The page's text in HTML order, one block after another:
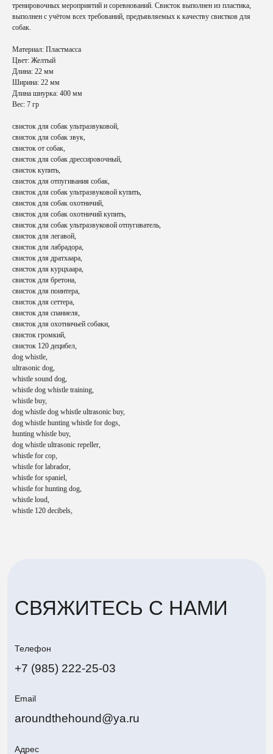
тренировочных мероприятий и соревнований. Свисток выполнен из пластика,
выполнен с учётом всех требований, предъявляемых к качеству свистков для
собак.
Материал: Пластмасса
Цвет: Желтый
Длина: 22 мм
Ширина: 22 мм
Длина шнурка: 400 мм
Вес: 7 гр
свисток для собак ультразвуковой,
свисток для собак звук,
свисток от собак,
свисток для собак дрессировочный,
свисток купить,
свисток для отпугивания собак,
свисток для собак ультразвуковой купить,
свисток для собак охотничий,
свисток для собак охотничий купить,
свисток для собак ультразвуковой отпугиватель,
свисток для легавой,
свисток для лабрадора,
свисток для дратхаара,
свисток для курцхаара,
свисток для бретона,
свисток для поинтера,
свисток для сеттера,
свисток для спаниеля,
свисток для охотничьей собаки,
свисток громкий,
свисток 120 децибел,
dog whistle,
ultrasonic dog,
whistle sound dog,
whistle dog whistle training,
whistle buy,
dog whistle dog whistle ultrasonic buy,
dog whistle hunting whistle for dogs,
hunting whistle buy,
dog whistle ultrasonic repeller,
whistle for cop,
whistle for labrador,
whistle for spaniel,
whistle for hunting dog,
whistle loud,
whistle 120 decibels,
СВЯЖИТЕСЬ С НАМИ
Телефон
Email
aroundthehound@ya.ru
+7 (985) 222-25-03
Around The Hound